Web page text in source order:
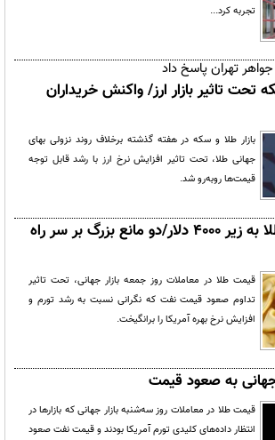
تجربه کرد...
تهران پاسخ داد
تاثیر بازار ارز/ واکنش خریداران
بازار طلا و سکه در هفته گذشته برخلاف روند نزولی بهای
جهانی طلا، تحت تاثیر افزایش نرخ ارز با رشد قابل توجه
قیمت‌ها روبه‌رو شد.
سقوط قیمت طلا به زیر ۴۰۰۰ دلار/دو مانع بزرگ بر سر راه
قیمت طلا در معاملات روز جمعه بازار جهانی، تحت تاثیر
تداوم صعود قیمت نفت که نگرانی نسبت به رشد تورم و
افزایش نرخ بهره آمریکا را برانگیخت.
به صعود قیمت
قیمت طلا در معاملات روز سه‌شنبه بازار جهانی که بازارها در
انتظار داده‌های کلیدی تورم آمریکا بودند و قیمت نفت صعود